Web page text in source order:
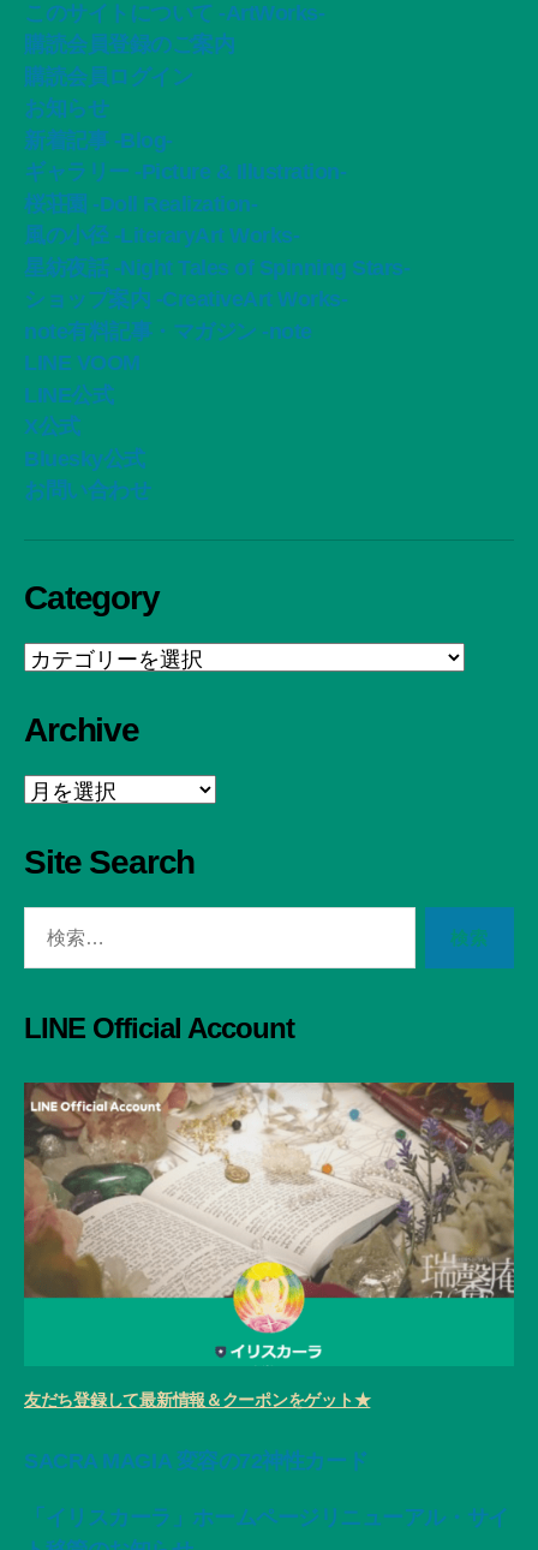
このサイトについて -ArtWorks-
購読会員登録のご案内
購読会員ログイン
お知らせ
新着記事 -Blog-
ギャラリー -Picture & Illustration-
桜荘園 -Doll Realization-
風の小径 -LiteraryArt Works-
星紡夜話 -Night Tales of Spinning Stars-
ショップ案内 -CreativeArt Works-
note有料記事・マガジン -note
LINE VOOM
LINE公式
X公式
Bluesky公式
お問い合わせ
Category
Category
Archive
Archive
Site Search
LINE Official Account
友だち登録して最新情報＆クーポンをゲット★
SACRA MAGIA 変容の72神性カード
「イリスカーラ」ホームページリニューアル・サイ